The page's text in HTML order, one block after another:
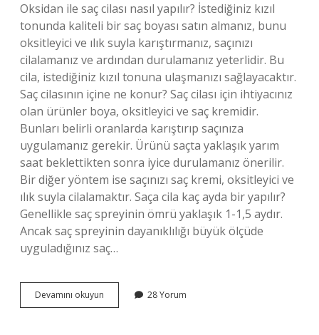
Oksidan ile saç cilası nasıl yapılır? İstediğiniz kızıl
tonunda kaliteli bir saç boyası satın almanız, bunu
oksitleyici ve ılık suyla karıştırmanız, saçınızı
cilalamanız ve ardından durulamanız yeterlidir. Bu
cila, istediğiniz kızıl tonuna ulaşmanızı sağlayacaktır.
Saç cilasının içine ne konur? Saç cilası için ihtiyacınız
olan ürünler boya, oksitleyici ve saç kremidir.
Bunları belirli oranlarda karıştırıp saçınıza
uygulamanız gerekir. Ürünü saçta yaklaşık yarım
saat beklettikten sonra iyice durulamanız önerilir.
Bir diğer yöntem ise saçınızı saç kremi, oksitleyici ve
ılık suyla cilalamaktır. Saça cila kaç ayda bir yapılır?
Genellikle saç spreyinin ömrü yaklaşık 1-1,5 aydır.
Ancak saç spreyinin dayanıklılığı büyük ölçüde
uyguladığınız saç…
Devamını okuyun
Cilasına
28 Yorum